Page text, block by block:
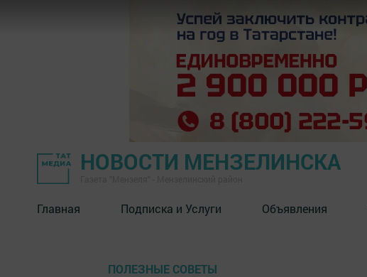
НОВОСТИ МЕНЗЕЛИНСКА
Главная Подписка и Услуги Объявления
ПОЛЕЗНЫЕ СОВЕТЫ